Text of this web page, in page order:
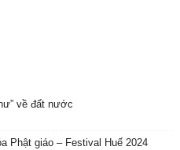
về đất nước
Phật giáo – Festival Huế 2024